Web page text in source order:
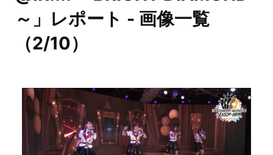
～」レポート - 画像一覧
（2/10）